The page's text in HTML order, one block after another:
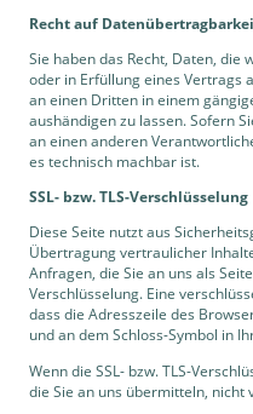
Recht auf
Sie haben das Recht, Daten,
oder in Erfüllung eines Vertrags
an einen Dritten in einem
aushändigen zu lassen. Sofern
an einen anderen
es technisch machbar ist.
SSL- bzw. TLS-Verschlüsselung
Diese Seite nutzt aus
Übertragung vertraulicher
Anfragen, die Sie an uns als
Verschlüsselung. Eine
dass die Adresszeile des
und an dem Schloss-Symbol in
Wenn die SSL- bzw. TLS-
die Sie an uns übermitteln,